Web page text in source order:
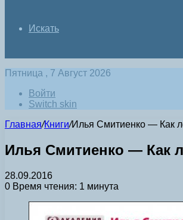
Искать
Пятница , 7 Август 2026
Войти
Switch skin
Главная/Книги/Илья Смитиенко — Как
Илья Смитиенко — Как
28.09.2016
0 Время чтения: 1 минута